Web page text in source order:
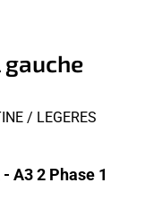
/ LEGERES
A3 2 Phase 1